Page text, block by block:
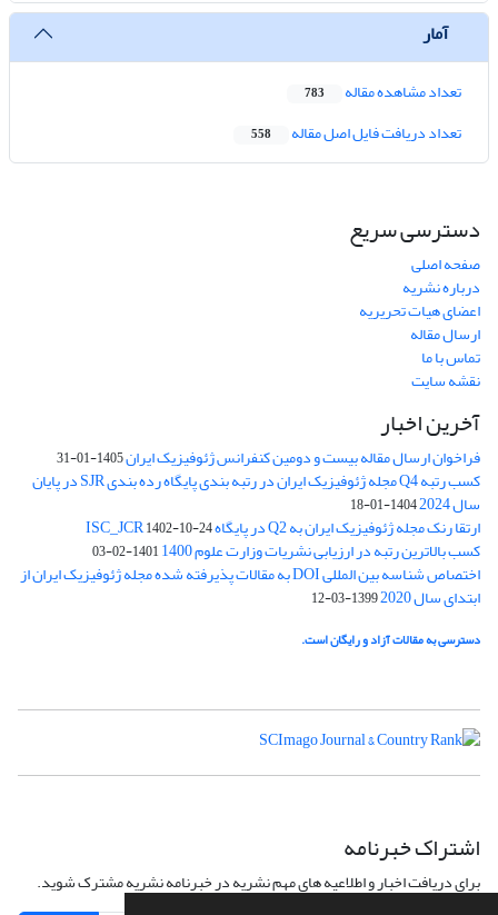
آمار
تعداد مشاهده مقاله 783
تعداد دریافت فایل اصل مقاله 558
دسترسی سریع
صفحه اصلی
درباره نشریه
اعضای هیات تحریریه
ارسال مقاله
تماس با ما
نقشه سایت
آخرین اخبار
فراخوان ارسال مقاله بیست و دومین کنفرانس ژئوفیزیک ایران1405-01-31
کسب رتبه Q4 مجله ژئوفیزیک ایران در رتبه بندی پایگاه رده بندی SJR در پایان
سال 2024 1404-01-18
ارتقا رنک مجله ژئوفیزیک ایران به Q2 در پایگاه ISC_JCR 1402-10-24
کسب بالاترین رتبه در ارزیابی نشریات وزارت علوم 1400 1401-02-03
اختصاص شناسه بین المللی DOI به مقالات پذیرفته شده مجله ژئوفیزیک ایران از
ابتدای سال 2020 1399-03-12
دسترسی به مقالات آزاد و رایگان است.
اشتراک خبرنامه
برای دریافت اخبار و اطلاعیه های مهم نشریه در خبرنامه نشریه مشترک شوید.